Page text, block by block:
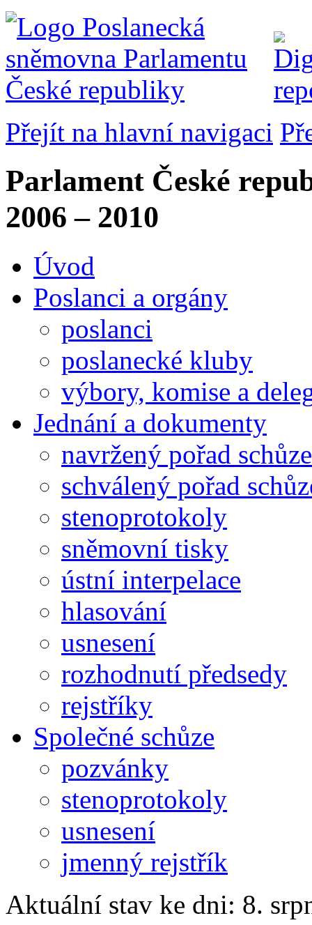
Přejít na hlavní navigaci
Parlament České
2006 – 2010
Úvod
Poslanci a orgány
poslanci
poslanecké kluby
výbory, komise a
Jednání a dokumenty
navržený pořad schůze
schválený pořad
stenoprotokoly
sněmovní tisky
ústní interpelace
hlasování
usnesení
rozhodnutí předsedy
rejstříky
Společné schůze
pozvánky
stenoprotokoly
usnesení
jmenný rejstřík
Aktuální stav ke dni: 8.